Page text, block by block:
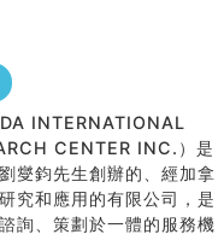
INTERNATIONAL
CENTER INC.）是
燮鈞先生創辦的、經加拿
究和應用的有限公司，是
詢、策劃於一體的服務機
统节日
何处？